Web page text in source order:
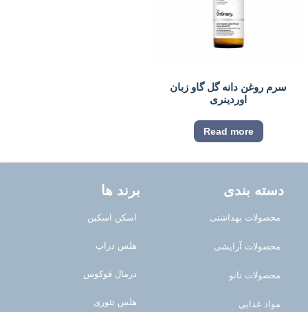
سرم روغن دانه گل گاو زبان
اوردینری
Read more
دسته بندی
محصولات بهداشتی
محصولات آرایشی
محصولات نانو
مواد غذایی
برند ها
اسکن اسکین
هلس دراپ
درمال فوکوس
هلس تئوری